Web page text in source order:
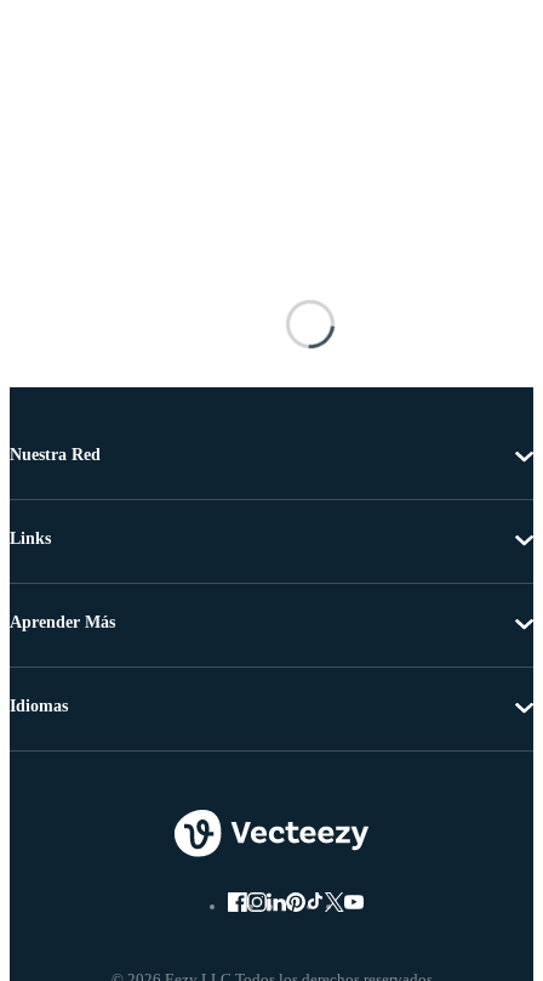
Nuestra Red
Links
Aprender Más
Idiomas